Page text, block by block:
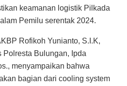
keamanan logistik Pilkada
Pemilu serentak 2024.
Rofikoh Yunianto, S.I.K,
Bulungan, Ipda
menyampaikan bahwa
bagian dari cooling system